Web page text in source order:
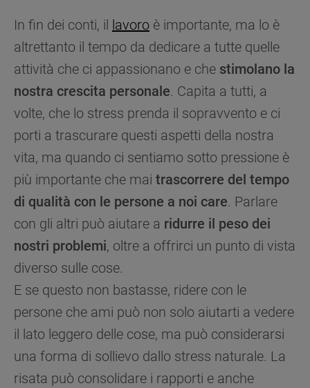
In fin dei conti, il lavoro è importante, ma lo è
altrettanto il tempo da dedicare a tutte quelle
attività che ci appassionano e che stimolano la
nostra crescita personale. Capita a tutti, a
volte, che lo stress prenda il sopravvento e ci
porti a trascurare questi aspetti della nostra
vita, ma quando ci sentiamo sotto pressione è
più importante che mai trascorrere del tempo
di qualità con le persone a noi care. Parlare
con gli altri può aiutare a ridurre il peso dei
nostri problemi, oltre a offrirci un punto di vista
diverso sulle cose.
E se questo non bastasse, ridere con le
persone che ami può non solo aiutarti a vedere
il lato leggero delle cose, ma può considerarsi
una forma di sollievo dallo stress naturale. La
risata può consolidare i rapporti e anche